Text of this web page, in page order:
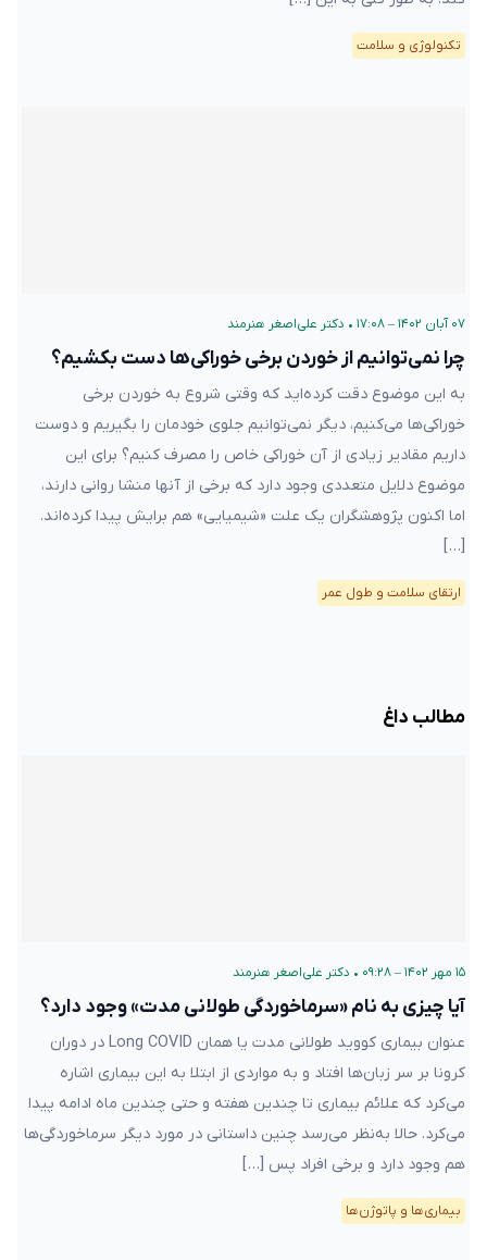
تکنولوژی و سلامت
۰۷ آبان ۱۴۰۲ – ۱۷:۰۸ • دکتر علی‌اصغر هنرمند
چرا نمی‌توانیم از خوردن برخی خوراکی‌ها دست بکشیم؟
به این موضوع دقت کرده‌اید که وقتی شروع به خوردن برخی
خوراکی‌ها می‌کنیم، دیگر نمی‌توانیم جلوی خودمان را بگیریم و دوست
داریم مقادیر زیادی از آن خوراکی خاص را مصرف کنیم؟ برای این
موضوع دلایل متعددی وجود دارد که برخی از آنها منشا روانی دارند،
اما اکنون پژوهشگران یک علت «شیمیایی» هم برایش پیدا کرده‌اند.
[…]
ارتقای سلامت و طول عمر
مطالب داغ
۱۵ مهر ۱۴۰۲ – ۰۹:۲۸ • دکتر علی‌اصغر هنرمند
آیا چیزی به نام «سرماخوردگی طولانی مدت» وجود دارد؟
عنوان بیماری کووید طولانی مدت یا همان Long COVID در دوران
کرونا بر سر زبان‌ها افتاد و به مواردی از ابتلا به این بیماری اشاره
می‌کرد که علائم بیماری تا چندین هفته و حتی چندین ماه ادامه پیدا
می‌کرد. حالا به‌نظر می‌رسد چنین داستانی در مورد دیگر سرماخوردگی‌ها
هم وجود دارد و برخی افراد پس […]
بیماری‌ها و پاتوژن‌ها